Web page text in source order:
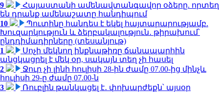
9
Հայաստանի ամենավտանգավոր օձերը. որտեղ
են դրանք ամենաշատը հանդիպում
10
Պուտինը հանդես է եկել հայտարարությամբ.
Խուզարկություն և ձերբակալություն․ թիրախում՝
ընդդիմադիրները (տեսանյութ)
1
Սոչի մեկնող ինքնաթիռը ճանապարհին
անցկացրել է մեկ օր, սակայն տեղ չի հասել
2
Ջուր չի լինի հուլիսի 28-ին ժամը 07.00-ից մինչև
հուլիսի 29-ը ժամը 07.00-ն
3
Ռուբլին թանկացել է․ փոխարժեքն՝ այսօր